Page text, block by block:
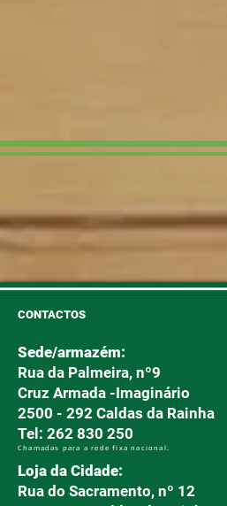
CONTACTOS
Sede/armazém:
Rua da Palmeira, nº9
Cruz Armada -Imaginário
2500 - 292 Caldas da Rainha
Tel: 262 830 250
Chamadas para a rede fixa nacional.
Loja da Cidade:
Rua do Sacramento, nº 12